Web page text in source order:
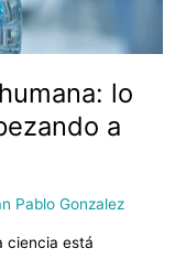
lo
a
Pablo Gonzalez
ciencia está